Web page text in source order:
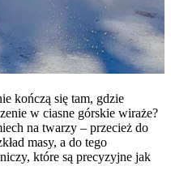
kończą się tam, gdzie
w ciasne górskie wiraże?
na twarzy – przecież do
masy, a do tego
które są precyzyjne jak